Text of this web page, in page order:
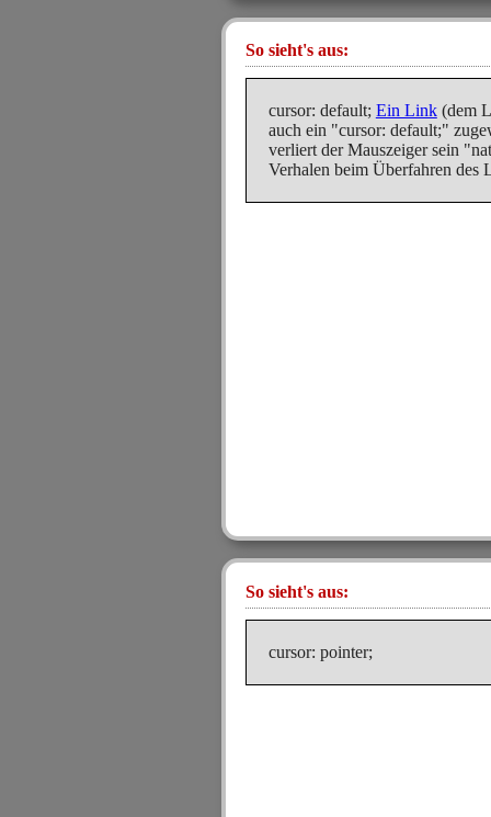
So sieht's aus:
cursor: default; Ein Link(dem
auch ein "cursor: default;"
verliert der Mauszeiger sein
Verhalen beim Überfahren des
So sieht's aus:
cursor: pointer;